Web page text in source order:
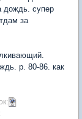
дождь. супер
за
р. 80-86. как